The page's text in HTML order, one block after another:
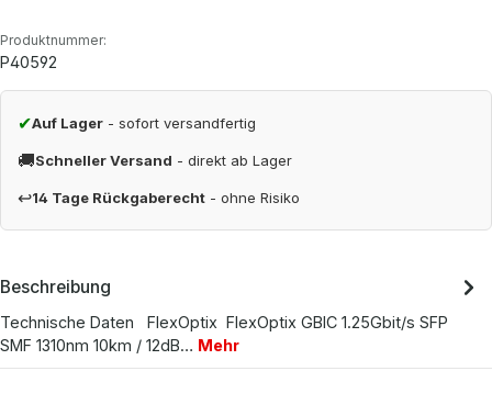
Produktnummer:
P40592
✔Auf Lager - sofort versandfertig
🚚Schneller Versand - direkt ab Lager
↩14 Tage Rückgaberecht - ohne Risiko
Beschreibung
Technische Daten FlexOptix FlexOptix GBIC 1.25Gbit/s SFP
SMF 1310nm 10km / 12dB… Mehr